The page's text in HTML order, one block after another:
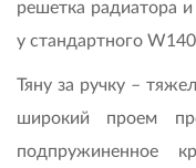
решетка радиатора
у стандартного
Тяну за ручку –
широкий проем
подпружиненное